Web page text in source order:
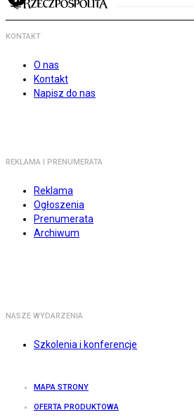
KONTAKT
O nas
Kontakt
Napisz do nas
REKLAMA I PRENUMERATA
Reklama
Ogłoszenia
Prenumerata
Archiwum
NASZE WYDARZENIA
Szkolenia i konferencje
MAPA STRONY
OFERTA PRODUKTOWA